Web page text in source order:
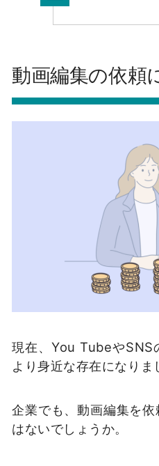
動画編集の依頼
現在、You TubeやSNS
より身近な存在になりま
企業でも、動画編集を
はないでしょうか。